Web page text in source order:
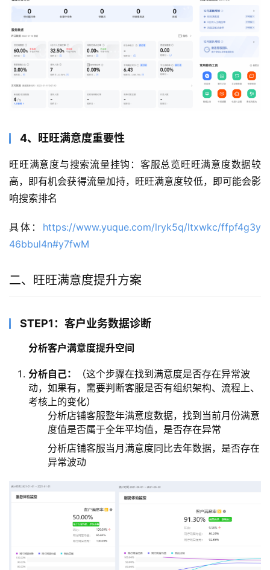
4、旺旺满意度重要性
旺旺满意度与搜索流量挂钩：客服总览旺旺满意度数据较
高，即有机会获得流量加持，旺旺满意度较低，即可能会影
响搜索排名
具体： https://www.yuque.com/lryk5q/ltxwkc/ffpf4g3y
46bbul4n#y7fwM
二、旺旺满意度提升方案
STEP1：客户业务数据诊断
分析客户满意度提升空间
分析自己：
（这个步骤在找到满意度是否存在异常波
动，如果有，需要判断客服是否有组织架构、流程上、
考核上的变化）
分析店铺客服整年满意度数据，找到当前月份满意
度值是否属于全年平均值，是否存在异常
分析店铺客服当月满意度同比去年数据，是否存在
异常波动